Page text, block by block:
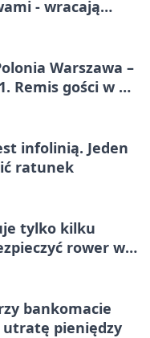
- wracają
Warszawa –
Remis gości w 3.
infolinią. Jeden
ratunek
tylko kilku
rower w
bankomacie
utratę pieniędzy